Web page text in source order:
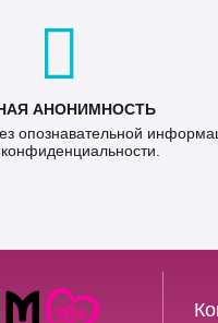
АНОНИМНОСТЬ
опознавательной